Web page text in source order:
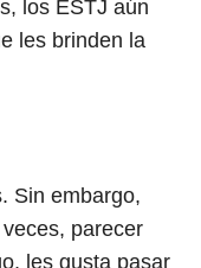
los ESTJ aún
les brinden la
Sin embargo,
parecer
les gusta pasar